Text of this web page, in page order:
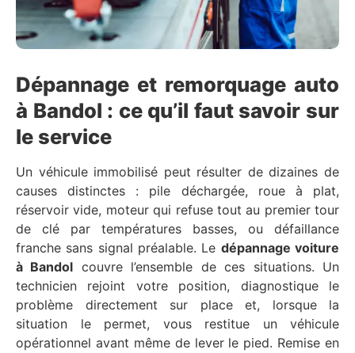
Dépannage et remorquage auto
à Bandol : ce qu’il faut savoir sur
le service
Un véhicule immobilisé peut résulter de dizaines de
causes distinctes : pile déchargée, roue à plat,
réservoir vide, moteur qui refuse tout au premier tour
de clé par températures basses, ou défaillance
franche sans signal préalable. Le dépannage voiture
à Bandol couvre l’ensemble de ces situations. Un
technicien rejoint votre position, diagnostique le
problème directement sur place et, lorsque la
situation le permet, vous restitue un véhicule
opérationnel avant même de lever le pied. Remise en